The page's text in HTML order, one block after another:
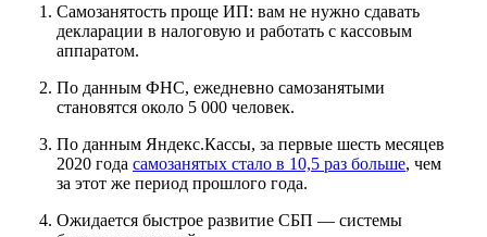
Самозанятость проще ИП: вам не нужно сдавать
декларации в налоговую и работать с кассовым
аппаратом.
По данным ФНС, ежедневно самозанятыми
становятся около 5 000 человек.
По данным Яндекс.Кассы, за первые шесть месяцев
2020 года самозанятых стало в 10,5 раз больше, чем
за этот же период прошлого года.
Ожидается быстрое развитие СБП — системы